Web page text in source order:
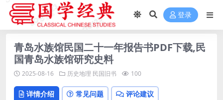
登录
青岛水族馆民国二十一年报告书PDF下载,民
国青岛水族馆研究史料
2025-08-16 历史地理 民国旧书 100
详情介绍 常见问题 评论建议